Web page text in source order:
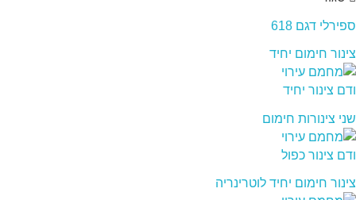
ספירלי דגם 618
צינור חימום יחיד
שני צינורות חימום
צינור חימום יחיד לוטרינריה